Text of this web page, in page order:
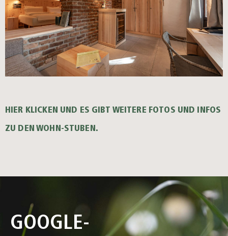
HIER KLICKEN UND ES GIBT WEITERE FOTOS UND INFOS
ZU DEN WOHN-STUBEN.
GOOGLE-